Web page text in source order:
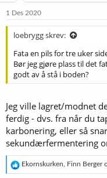
1 Des 2020
loebrygg skrev:
Fata en pils for tre uker
Bør jeg gjøre plass til det
godt av å stå i boden?
Jeg ville lagret/modnet
ferdig - dvs. fra når du
karbonering, eller så
sekundærfermentering
R
e
Ekornskurken Finn Berger